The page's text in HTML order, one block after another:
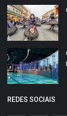
REDES SOCIAIS